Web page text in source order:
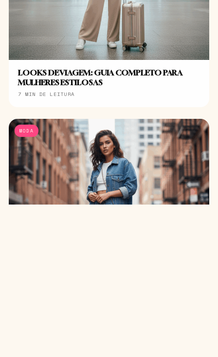
LOOKS DE VIAGEM: GUIA COMPLETO PARA
MULHERES ESTILOSAS
7 MIN DE LEITURA
MODA